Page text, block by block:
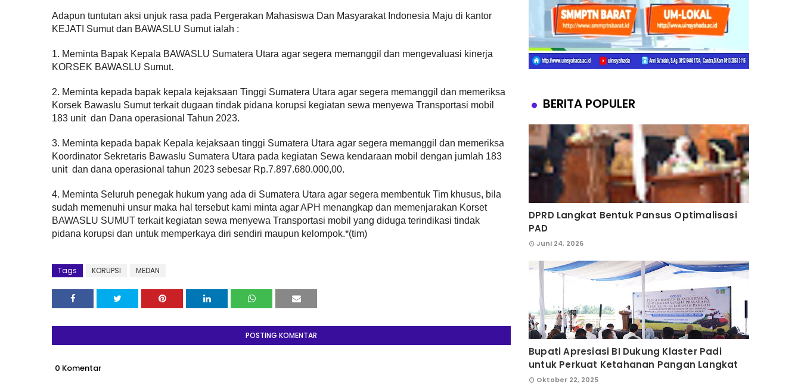
Adapun tuntutan aksi unjuk rasa pada Pergerakan Mahasiswa Dan Masyarakat Indonesia Maju di kantor
KEJATI Sumut dan BAWASLU Sumut ialah :
1. Meminta Bapak Kepala BAWASLU Sumatera Utara agar segera memanggil dan mengevaluasi kinerja
KORSEK BAWASLU Sumut.
2. Meminta kepada bapak kepala kejaksaan Tinggi Sumatera Utara agar segera memanggil dan memeriksa
Korsek Bawaslu Sumut terkait dugaan tindak pidana korupsi kegiatan sewa menyewa Transportasi mobil
183 unit dan Dana operasional Tahun 2023.
3. Meminta kepada bapak Kepala kejaksaan tinggi Sumatera Utara agar segera memanggil dan memeriksa
Koordinator Sekretaris Bawaslu Sumatera Utara pada kegiatan Sewa kendaraan mobil dengan jumlah 183
unit dan dana operasional tahun 2023 sebesar Rp.7.897.680.000,00.
4. Meminta Seluruh penegak hukum yang ada di Sumatera Utara agar segera membentuk Tim khusus, bila
sudah memenuhi unsur maka hal tersebut kami minta agar APH menangkap dan memenjarakan Korset
BAWASLU SUMUT terkait kegiatan sewa menyewa Transportasi mobil yang diduga terindikasi tindak
pidana korupsi dan untuk memperkaya diri sendiri maupun kelompok.*(tim)
Tags KORUPSI MEDAN
POSTING KOMENTAR
0 Komentar
BERITA POPULER
DPRD Langkat Bentuk Pansus Optimalisasi
PAD
Juni 24, 2026
Bupati Apresiasi BI Dukung Klaster Padi
untuk Perkuat Ketahanan Pangan Langkat
Oktober 22, 2025